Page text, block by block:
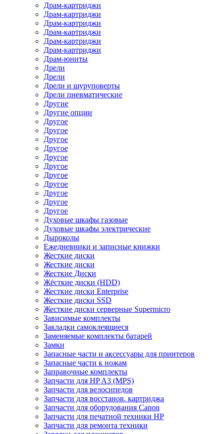
Драм-картриджи
Драм-картриджи
Драм-картриджи
Драм-картриджи
Драм-картриджи
Драм-картриджи
Драм-юниты
Дрели
Дрели
Дрели и шуруповерты
Дрели пневматические
Другие
Другие опции
Другое
Другое
Другое
Другое
Другое
Другое
Другое
Другое
Другое
Другое
Другое
Духовые шкафы газовые
Духовые шкафы электрические
Дыроколы
Ежедневники и записные книжки
Жесткие диски
Жесткие диски
Жесткие Диски
Жёсткие диски (HDD)
Жесткие диски Enterprise
Жесткие диски SSD
Жесткие диски серверные Supermicro
Зависимые комплекты
Закладки самоклеящиеся
Заменяемые комплекты батарей
Замки
Запасные части и аксессуары для принтеров
Запасные части к ножам
Заправочные комплекты
Запчасти для HP A3 (MPS)
Запчасти для велосипедов
Запчасти для восстанов. картриджа
Запчасти для оборудования Canon
Запчасти для печатной техники HP
Запчасти для ремонта техники